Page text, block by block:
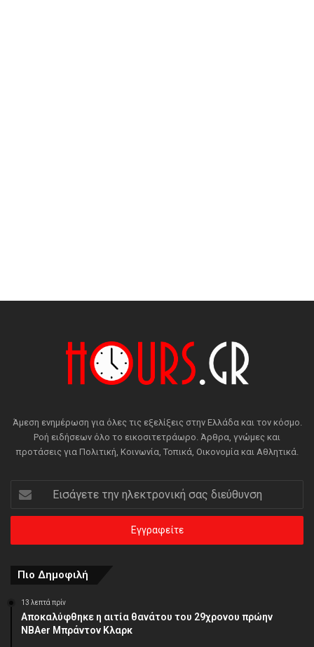
Άμεση ενημέρωση για όλες τις εξελίξεις στην Ελλάδα και τον κόσμο.
Ροή ειδήσεων όλο το εικοσιτετράωρο. Άρθρα, γνώμες και
προτάσεις για Πολιτική, Κοινωνία, Τοπικά, Οικονομία και Αθλητικά.
την
ηλεκτρονική
διεύθυνση
Πιο Δημοφιλή
13 λεπτά πρίν
Αποκαλύφθηκε η αιτία θανάτου του 29χρονου πρώην
NBAer Μπράντον Κλαρκ